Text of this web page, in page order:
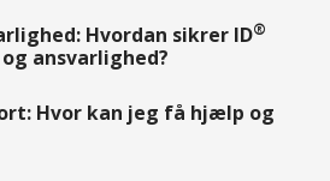
Hvordan sikrer ID®
ansvarlighed?
Hvor kan jeg få hjælp og